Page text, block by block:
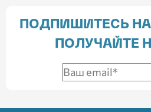
ПОДПИШИТЕСЬ
ПОЛУЧАЙТЕ